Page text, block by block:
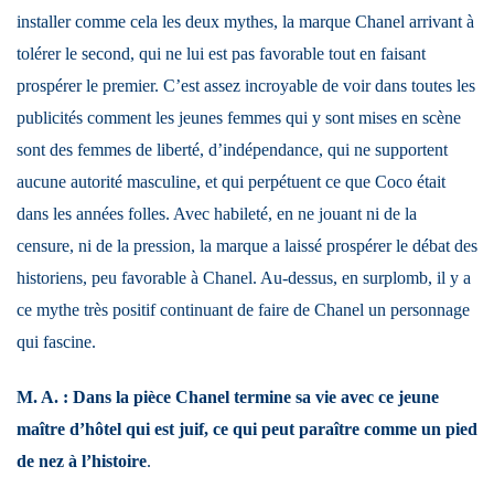
installer comme cela les deux mythes, la marque Chanel arrivant à
tolérer le second, qui ne lui est pas favorable tout en faisant
prospérer le premier. C’est assez incroyable de voir dans toutes les
publicités comment les jeunes femmes qui y sont mises en scène
sont des femmes de liberté, d’indépendance, qui ne supportent
aucune autorité masculine, et qui perpétuent ce que Coco était
dans les années folles. Avec habileté, en ne jouant ni de la
censure, ni de la pression, la marque a laissé prospérer le débat des
historiens, peu favorable à Chanel. Au-dessus, en surplomb, il y a
ce mythe très positif continuant de faire de Chanel un personnage
qui fascine.
M. A. : Dans la pièce Chanel termine sa vie avec ce jeune
maître d’hôtel qui est juif, ce qui peut paraître comme un pied
de nez à l’histoire.